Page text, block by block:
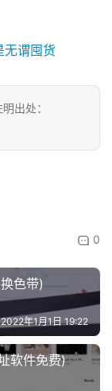
无谓囤货
出处：
0
色带)
2022年1月1日 19:22
软件免费)